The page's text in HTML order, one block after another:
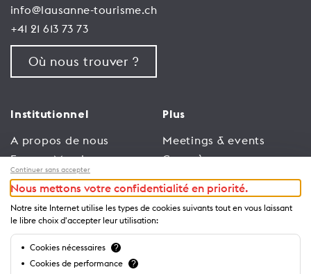
info@lausanne-tourisme.ch
+41 21 613 73 73
Où nous trouver ?
Institutionnel
A propos de nous
Espace Membres
Emploi
Conditions générales
d’utilisation
Politique de
confidentialité
Plus
Meetings & events
Congrès
Trade
Espace Médias
Annonceurs
Brochures et guides
Continuer sans accepter
Nous mettons votre confidentialité en priorité.
Notre site Internet utilise les types de cookies suivants tout en vous laissant
le libre choix d'accepter leur utilisation:
Cookies nécessaires ?
Cookies de performance ?